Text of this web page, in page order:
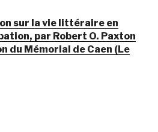
sur la vie littéraire en
par Robert O. Paxton
du Mémorial de Caen (Le